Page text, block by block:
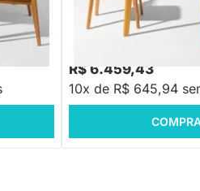
Cognac
Cadeiras Lalá Encosto
R$ 6.459,43
10x de R$ 645,94